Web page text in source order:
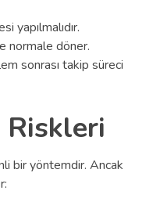
yapılmalıdır.
normale döner.
sonrası takip süreci
Riskleri
bir yöntemdir. Ancak